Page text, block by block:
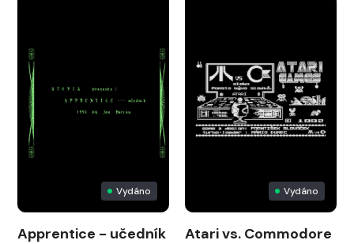
Vydáno
Apprentice - učedník
Vydáno
Atari vs. Commodore